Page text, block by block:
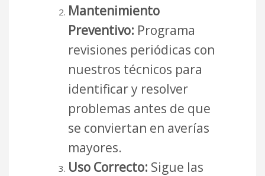
Mantenimiento
Preventivo: Programa
revisiones periódicas con
nuestros técnicos para
identificar y resolver
problemas antes de que
se conviertan en averías
mayores.
Uso Correcto: Sigue las